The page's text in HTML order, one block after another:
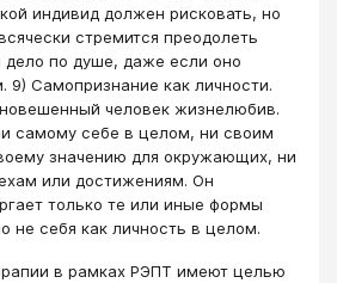
индивид должен рисковать, но
стремится преодолеть
дело по душе, даже если оно
9) Самопризнание как личности.
человек жизнелюбив.
самому себе в целом, ни своим
значению для окружающих, ни
или достижениям. Он
только те или иные формы
не себя как личность в целом.
в рамках РЭПТ имеют целью